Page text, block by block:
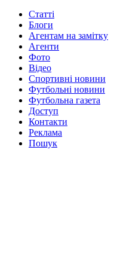
Статті
Блоги
Агентам на замітку
Агенти
Фото
Відео
Спортивні новини
Футбольні новини
Футбольна газета
Доступ
Контакти
Реклама
Пошук